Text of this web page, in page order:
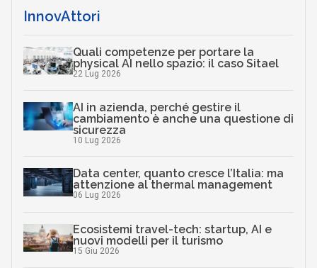
InnovAttori
Quali competenze per portare la
physical AI nello spazio: il caso Sitael
22 Lug 2026
AI in azienda, perché gestire il
cambiamento è anche una questione di
sicurezza
10 Lug 2026
Data center, quanto cresce l’Italia: ma
attenzione al thermal management
06 Lug 2026
Ecosistemi travel-tech: startup, AI e
nuovi modelli per il turismo
15 Giu 2026